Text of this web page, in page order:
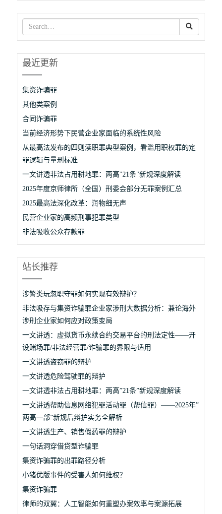
最近更新
集资诈骗罪
其他类案例
合同诈骗罪
当前经济形势下民营企业家面临的系统性风险
从最高法发布的四则渎职罪典型案例，看滥用职权罪的定
罪逻辑与量刑标准
一文讲透非法占用耕地罪：两高"21条"新规深度解读
2025年度京师律所（全国）刑委会部分无罪案例汇总
2025最高法深化改革：润物细无声
民营企业家的高频刑事犯罪类型
非法吸收公众存款罪
站长推荐
涉警类玩忽职守罪如何实现有效辩护？
非法吸存与集资诈骗罪企业家涉刑大数据分析：兼论海外
涉刑企业家如何应对政策变局
一文讲透：虚拟货币永续合约交易平台的刑法定性——开
设赌场罪/非法经营罪/诈骗罪的界限与适用
一文讲透盗窃罪的辩护
一文讲透危险驾驶罪的辩护
一文讲透非法占用耕地罪：两高”21条”新规深度解读
一文讲透帮助信息网络犯罪活动罪（帮信罪）——2025年”
两高一部”新规后辩护实务全解析
一文讲透生产、销售假药罪的辩护
一句话洞穿借贷型诈骗罪
集资诈骗罪的出罪路径分析
小猪优版事件的受害人如何维权？
集资诈骗罪
律师的双翼：人工智能如何重塑办案效率与案源拓展